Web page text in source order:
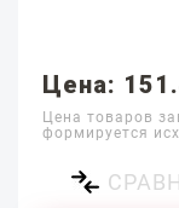
Цена:
Цена товаров
формируется